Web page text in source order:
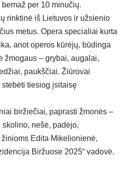
per 10 minučių.
rinktinė iš Lietuvos ir užsienio
metus. Opera specialiai kurta
anot operos kūrėjų, būdinga
žmogaus – grybai, augalai,
paukščiai. Žiūrovai
tiesiog įsitaisę
biržiečiai, paprasti žmonės –
nešė, padėjo,
Edita Mikelionienė,
Biržuose 2025“ vadovė.